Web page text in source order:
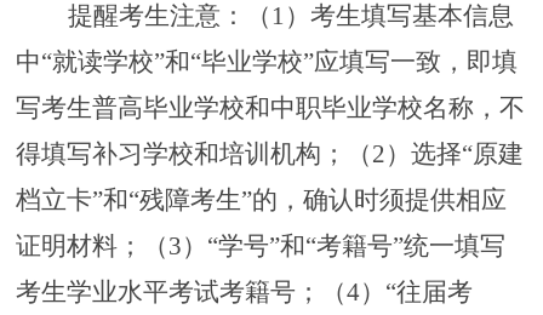
提醒考生注意：（ 1）考生填写基本信息
中“就读学校”和“毕业学校”应填写一致，即填
写考生普高毕业学校和中职毕业学校名称，不
得填写补习学校和培训机构；（2）选择“原建
档立卡”和“残障考生”的，确认时须提供相应
证明材料；（3）“学号”和“考籍号”统一填写
考生学业水平考试考籍号；（4）“往届考